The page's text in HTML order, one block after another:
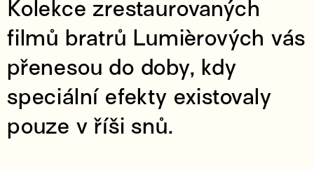
Kolekce zrestaurovaných
filmů bratrů Lumièrových vás
přenesou do doby, kdy
speciální efekty existovaly
pouze v říši snů.